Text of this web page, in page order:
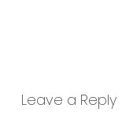
Leave a Reply